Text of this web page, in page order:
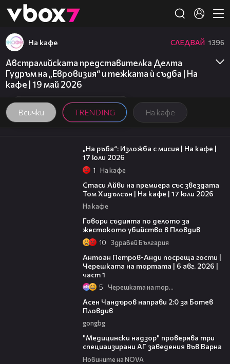
👾
Всички TRENDING На кафе
На кафе СЛЕДВАЙ 1396
Австралийската представителка Делта
Гудръм на „Евровизия“ и тежката ѝ съдба | На
кафе | 19 май 2026
09:09
„На ръба“: Изложба с мисия | На кафе |
17 юли 2026
1 На кафе
Стаси Айви на премиера със звездата
Том Хидълсън | На кафе | 17 юли 2026
На кафе
Говори съдията по делото за
жестокото убийство в Пловдив
10 Здравей България
Антоан Петров-Анди посреща гости |
Черешката на тортата | 6 авг. 2026 |
част 1
5 Черешката на тортата
Асен Чандъров направи 2:0 за Ботев
Пловдив
gongbg
"Медицински надзор" проверява три
специаизирани АГ заведения във Варнa
Новините на NOVA